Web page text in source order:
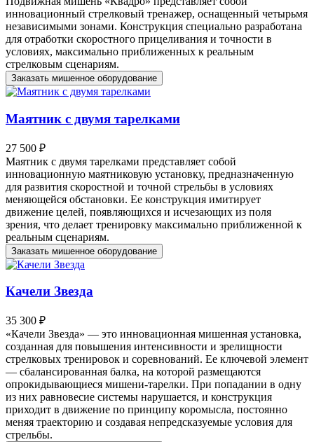
инновационный стрелковый тренажер, оснащенный четырьмя
независимыми зонами. Конструкция специально разработана
для отработки скоростного прицеливания и точности в
условиях, максимально приближенных к реальным
стрелковым сценариям.
Заказать мишенное оборудование
Маятник с двумя тарелками
27 500 ₽
Маятник с двумя тарелками представляет собой
инновационную маятниковую установку, предназначенную
для развития скоростной и точной стрельбы в условиях
меняющейся обстановки. Ее конструкция имитирует
движение целей, появляющихся и исчезающих из поля
зрения, что делает тренировку максимально приближенной к
реальным сценариям.
Заказать мишенное оборудование
Качели Звезда
35 300 ₽
«Качели Звезда» — это инновационная мишенная установка,
созданная для повышения интенсивности и зрелищности
стрелковых тренировок и соревнований. Ее ключевой элемент
— сбалансированная балка, на которой размещаются
опрокидывающиеся мишени-тарелки. При попадании в одну
из них равновесие системы нарушается, и конструкция
приходит в движение по принципу коромысла, постоянно
меняя траекторию и создавая непредсказуемые условия для
стрельбы.